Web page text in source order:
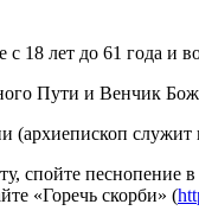
с 18 лет до 61 года
Пути и Венчик
(архиепископ
спойте песнопение
«Горечь скорби» (